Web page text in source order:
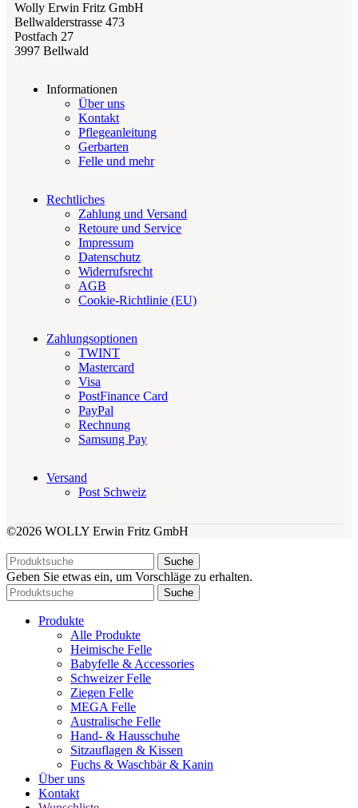
Wolly Erwin Fritz GmbH
Bellwalderstrasse 473
Postfach 27
3997 Bellwald
Informationen
Über uns
Kontakt
Pflegeanleitung
Gerbarten
Felle und mehr
Rechtliches
Zahlung und Versand
Retoure und Service
Impressum
Datenschutz
Widerrufsrecht
AGB
Cookie-Richtlinie (EU)
Zahlungsoptionen
TWINT
Mastercard
Visa
PostFinance Card
PayPal
Rechnung
Samsung Pay
Versand
Post Schweiz
©2026 WOLLY Erwin Fritz GmbH
Suche
Geben Sie etwas ein, um Vorschläge zu erhalten.
Suche
Produkte
Alle Produkte
Heimische Felle
Babyfelle & Accessories
Schweizer Felle
Ziegen Felle
MEGA Felle
Australische Felle
Hand- & Hausschuhe
Sitzauflagen & Kissen
Fuchs & Waschbär & Kanin
Über uns
Kontakt